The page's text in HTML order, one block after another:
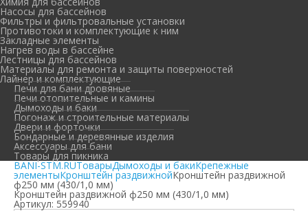
Насосы для бассейнов
Фильтры и фильтровальные установки
Противотоки и комплектующие к ним
Закладные элементы
Нагрев воды в бассейне
Лестницы для бассейнов
Материалы для ремонта и защиты поверхностей
Лайнер и комплектующие
Печи для бани дровяные
Печи отопительные и камины
Дымоходы и баки
Погонаж и строительные материалы
Двери и форточки
Бондарные и деревянные изделия
Аксессуары для бани
Товары для пикника
BANI-STM.RUТоварыДымоходы и бакиКрепежные
элементыКронштейн раздвижнойКронштейн раздвижной
ф250 мм (430/1,0 мм)
Кронштейн раздвижной ф250 мм (430/1,0 мм)
Артикул: 559940